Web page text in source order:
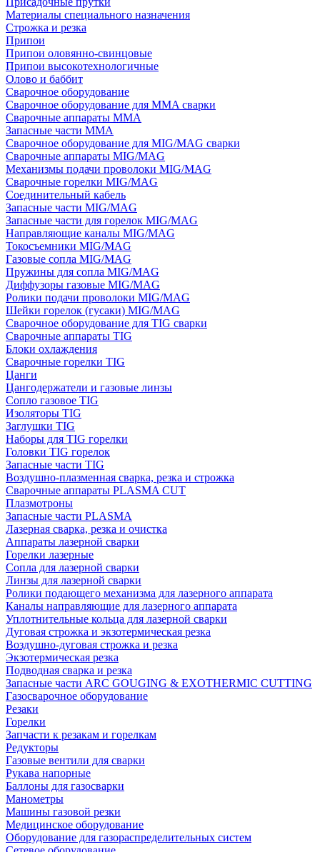
Материалы специального назначения
Строжка и резка
Припои
Припои оловянно-свинцовые
Припои высокотехнологичные
Олово и баббит
Сварочное оборудование
Сварочное оборудование для MMA сварки
Сварочные аппараты MMA
Запасные части MMA
Сварочное оборудование для MIG/MAG сварки
Сварочные аппараты MIG/MAG
Механизмы подачи проволоки MIG/MAG
Сварочные горелки MIG/MAG
Соединительный кабель
Запасные части MIG/MAG
Запасные части для горелок MIG/MAG
Направляющие каналы MIG/MAG
Токосъемники MIG/MAG
Газовые сопла MIG/MAG
Пружины для сопла MIG/MAG
Диффузоры газовые MIG/MAG
Ролики подачи проволоки MIG/MAG
Шейки горелок (гусаки) MIG/MAG
Сварочное оборудование для TIG сварки
Сварочные аппараты TIG
Блоки охлаждения
Сварочные горелки TIG
Цанги
Цангодержатели и газовые линзы
Сопло газовое TIG
Изоляторы TIG
Заглушки TIG
Наборы для TIG горелки
Головки TIG горелок
Запасные части TIG
Воздушно-плазменная сварка, резка и строжка
Сварочные аппараты PLASMA CUT
Плазмотроны
Запасные части PLASMA
Лазерная сварка, резка и очистка
Аппараты лазерной сварки
Горелки лазерные
Сопла для лазерной сварки
Линзы для лазерной сварки
Ролики подающего механизма для лазерного аппарата
Каналы направляющие для лазерного аппарата
Уплотнительные кольца для лазерной сварки
Дуговая строжка и экзотермическая резка
Воздушно-дуговая строжка и резка
Экзотермическая резка
Подводная сварка и резка
Запасные части ARC GOUGING & EXOTHERMIC CUTTING
Газосварочное оборудование
Резаки
Горелки
Запчасти к резакам и горелкам
Редукторы
Газовые вентили для сварки
Рукава напорные
Баллоны для газосварки
Манометры
Машины газовой резки
Медицинское оборудование
Оборудование для газораспределительных систем